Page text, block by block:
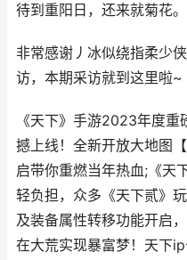
待到重阳日，还来就菊花。
非常感谢丿冰似绕指柔少
访，本期采访就到这里啦~
《天下》手游2023年度
撼上线！全新开放大地图
启带你重燃当年热血;《天
轻负担，众多《天下贰》
及装备属性转移功能开启
在大荒实现暴富梦！天下